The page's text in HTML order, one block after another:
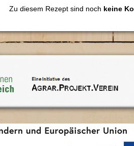
Zu diesem Rezept sind noch keine